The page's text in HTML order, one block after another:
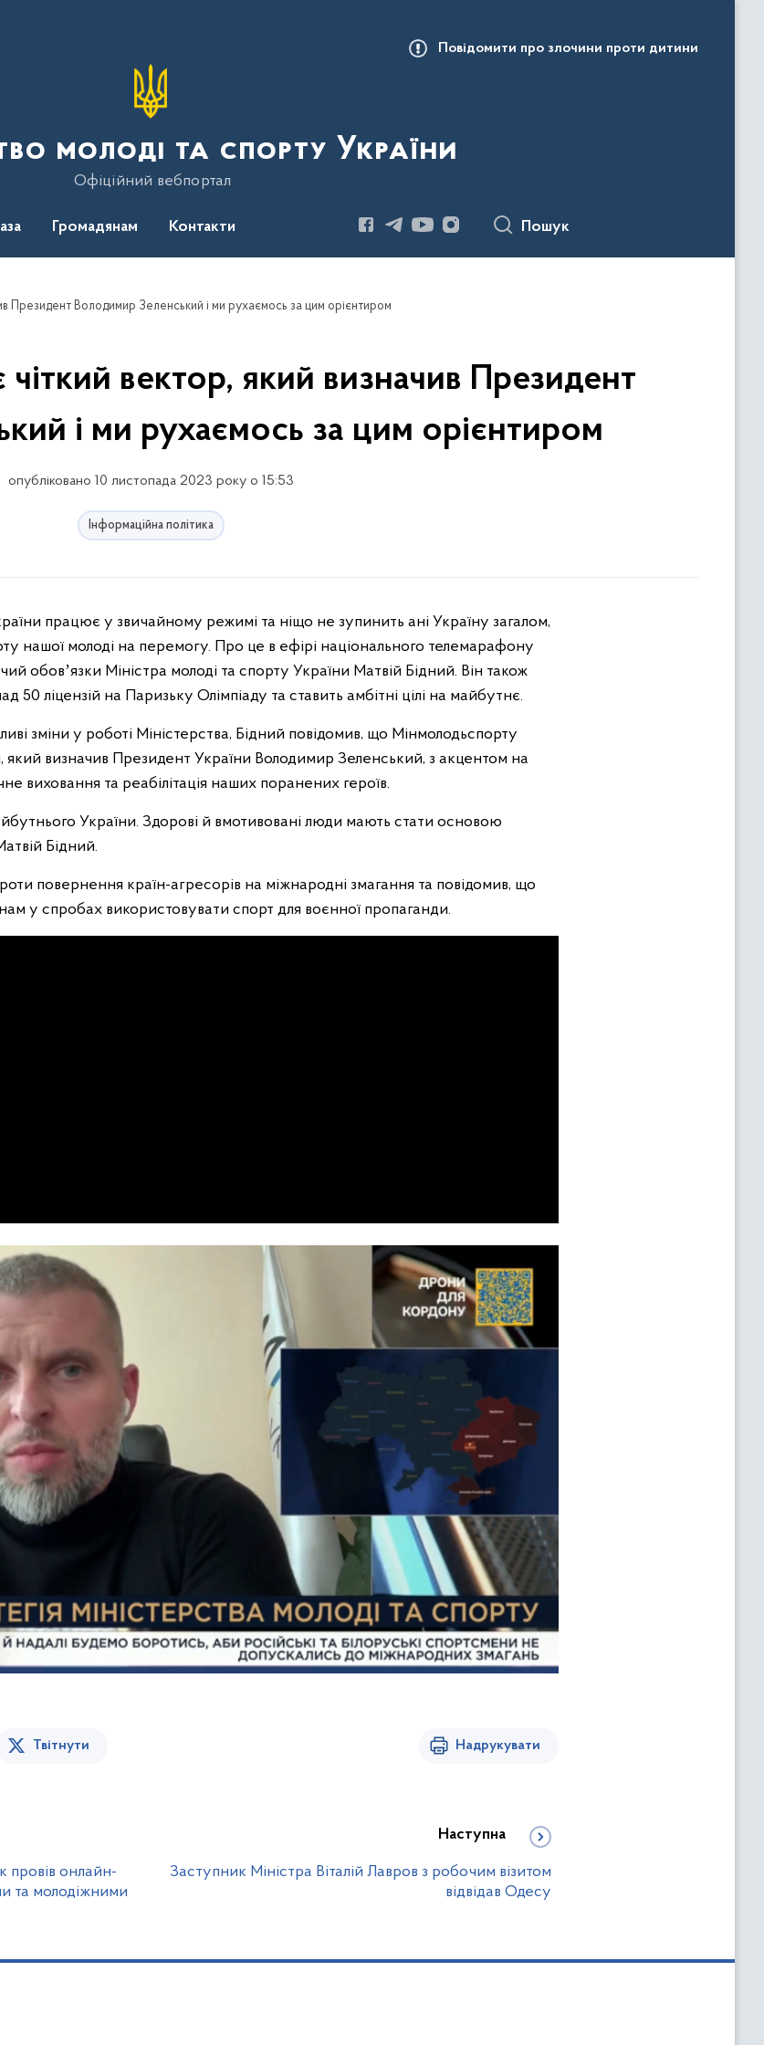
Повідомити про злочини проти дитини
молоді та спорту України
Офіційний вебпортал
Громадянам Контакти Пошук
Президент Володимир Зеленський і ми рухаємось за цим орієнтиром
чіткий вектор, який визначив Президент
і ми рухаємось за цим орієнтиром
опубліковано 10 листопада 2023 року о 15:53
Інформаційна політика
нашої молоді на перемогу. Про це в ефірі національного телемарафону
обовʼязки Міністра молоді та спорту України Матвій Бідний. Він також
ліцензій на Паризьку Олімпіаду та ставить амбітні цілі на майбутнє.
зміни у роботі Міністерства, Бідний повідомив, що Мінмолодьспорту
визначив Президент України Володимир Зеленський, з акцентом на
виховання та реабілітація наших поранених героїв.
України. Здорові й вмотивовані люди мають стати основою
Бідний.
повернення країн-агресорів на міжнародні змагання та повідомив, що
у спробах використовувати спорт для воєнної пропаганди.
Твітнути Надрукувати
провів онлайн-
та молодіжними
Наступна
Заступник Міністра Віталій Лавров з робочим візитом
відвідав Одесу